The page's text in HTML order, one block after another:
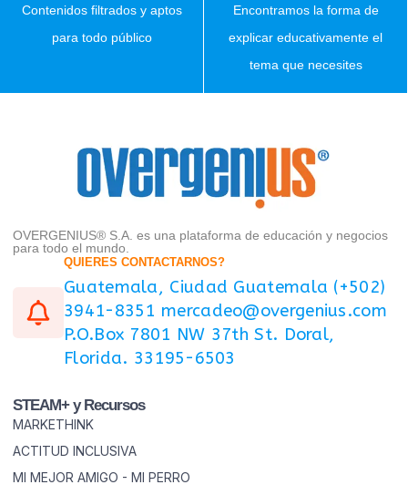
Contenidos filtrados y aptos
para todo público
Encontramos la forma de
explicar educativamente el
tema que necesites
OVERGENIUS® S.A. es una plataforma de educación y negocios
para todo el mundo.
QUIERES CONTACTARNOS?
Guatemala, Ciudad Guatemala (+502)
3941-8351 mercadeo@overgenius.com
P.O.Box 7801 NW 37th St. Doral,
Florida. 33195-6503
STEAM+ y Recursos
MARKETHINK
ACTITUD INCLUSIVA
MI MEJOR AMIGO - MI PERRO